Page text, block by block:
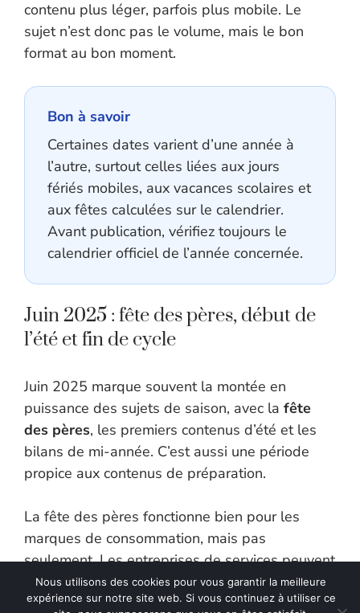
contenu plus léger, parfois plus mobile. Le
sujet n’est donc pas le volume, mais le bon
format au bon moment.
Bon à savoir
Certaines dates varient d’une année à
l’autre, surtout celles liées aux jours
fériés mobiles, aux vacances scolaires et
aux fêtes calculées sur le calendrier.
Avant publication, vérifiez toujours le
calendrier officiel de l’année concernée.
Juin 2025 : fête des pères, début de
l’été et fin de cycle
Juin 2025 marque souvent la montée en
puissance des sujets de saison, avec la fête
des pères, les premiers contenus d’été et les
bilans de mi-année. C’est aussi une période
propice aux contenus de préparation.
La fête des pères fonctionne bien pour les
marques de consommation, mais pas
seulement. Les entreprises de services peuvent
utiliser cette date pour parler de transmission,
d’héritage, de reconnaissance ou d’expérience.
Nous utilisons des cookies pour vous garantir la meilleure
expérience sur notre site web. Si vous continuez à utiliser ce